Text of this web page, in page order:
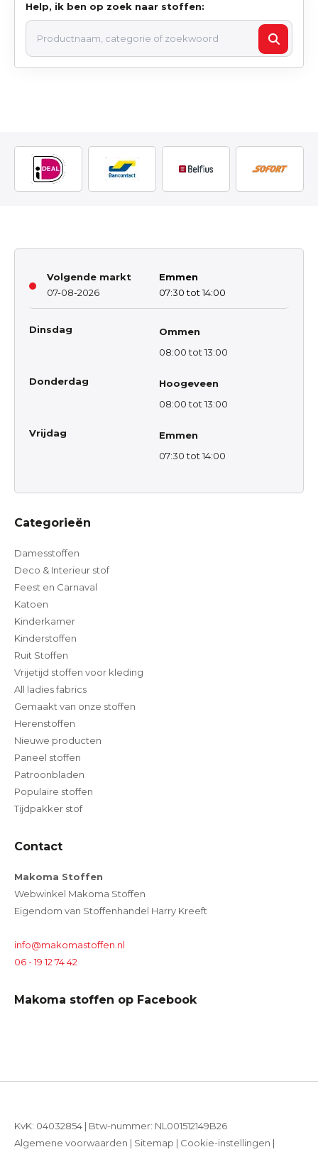
Help, ik ben op zoek naar stoffen:
Volgende markt
07-08-2026
Emmen
07:30 tot 14:00
Dinsdag
Ommen
08:00 tot 13:00
Donderdag
Hoogeveen
08:00 tot 13:00
Vrijdag
Emmen
07:30 tot 14:00
Categorieën
Damesstoffen
Deco & Interieur stof
Feest en Carnaval
Katoen
Kinderkamer
Kinderstoffen
Ruit Stoffen
Vrijetijd stoffen voor kleding
All ladies fabrics
Gemaakt van onze stoffen
Herenstoffen
Nieuwe producten
Paneel stoffen
Patroonbladen
Populaire stoffen
Tijdpakker stof
Contact
Makoma Stoffen
Webwinkel Makoma Stoffen
Eigendom van Stoffenhandel Harry Kreeft
info@makomastoffen.nl
06 - 19 12 74 42
Makoma stoffen op Facebook
KvK: 04032854 | Btw-nummer: NL001512149B26
Algemene voorwaarden | Sitemap | Cookie-instellingen |